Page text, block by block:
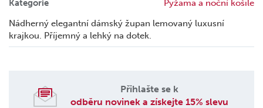
Kategorie
Pyžama a noční košile
Nádherný elegantní dámský župan lemovaný luxusní
krajkou. Příjemný a lehký na dotek.
Přihlašte se k
odběru novinek a získejte 15% slevu